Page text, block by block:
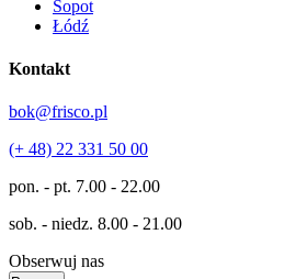
Sopot
Łódź
Kontakt
bok@frisco.pl
(+ 48) 22 331 50 00
pon. - pt. 7.00 - 22.00
sob. - niedz. 8.00 - 21.00
Obserwuj nas